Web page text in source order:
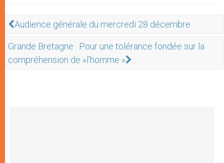
Audience générale du mercredi 28 décembre
Grande Bretagne : Pour une tolérance fondée sur la
compréhension de «l’homme »